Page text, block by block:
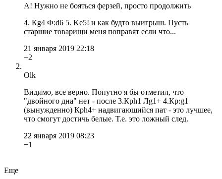
А! Нужно не бояться ферзей, просто продолжить
4. Кg4 Ф:d6 5. Ke5! и как будто выигрыш. Пусть
старшие товарищи меня поправят если что...
21 января 2019 22:18
+2
Olk
Видимо, все верно. Попутно я бы отметил, что
"двойного дна" нет - после 3.Крh1 Лg1+ 4.Кр:g1
(вынужденно) Крh4+ надвигающийся пат - это лучшее,
что смогут достичь белые. Т.е. это ложный след.
22 января 2019 08:23
+1
Еще